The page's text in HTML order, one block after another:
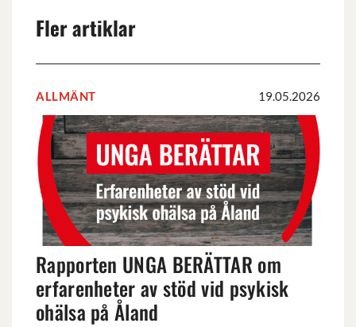
Fler artiklar
ALLMÄNT 19.05.2026
Rapporten
UNGA
BERÄTTAR
om
erfarenheter
av
stöd
vid
psykisk
ohälsa
på
Åland
Rapporten UNGA BERÄTTAR om
erfarenheter av stöd vid psykisk
ohälsa på Åland